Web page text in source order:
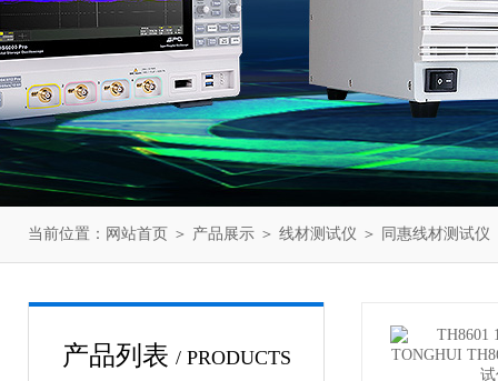
当前位置： 网站首页 ＞ 产品展示 ＞ 线材测试仪 ＞ 同惠线材测试仪
产品列表 / PRODUCTS